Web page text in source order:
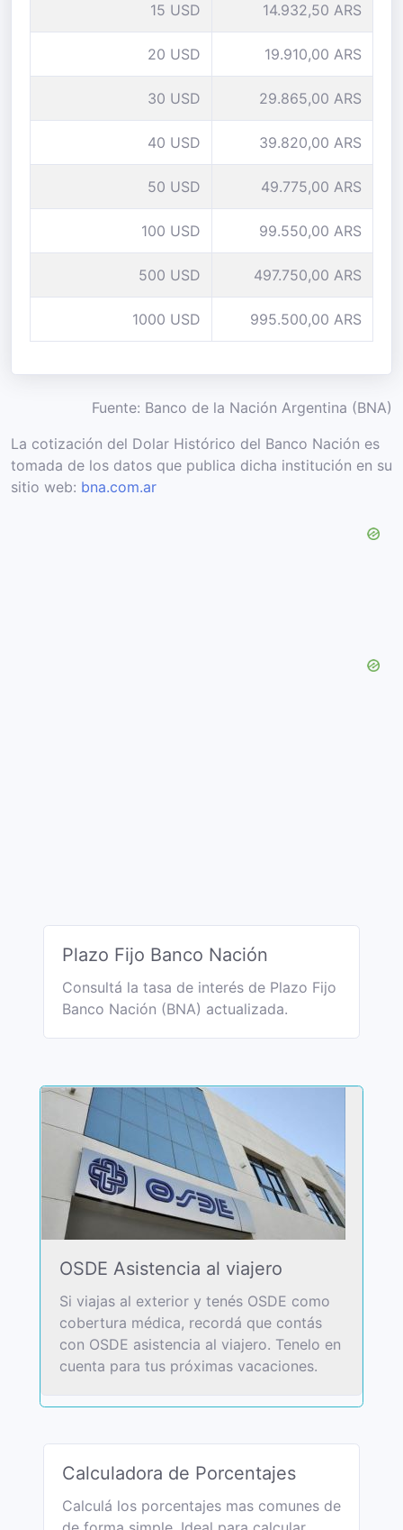
15 USD 14.932,50 ARS
20 USD 19.910,00 ARS
30 USD 29.865,00 ARS
40 USD 39.820,00 ARS
50 USD 49.775,00 ARS
100 USD 99.550,00 ARS
500 USD 497.750,00 ARS
1000 USD 995.500,00 ARS
Fuente: Banco de la Nación Argentina (BNA)
La cotización del Dolar Histórico del Banco Nación es
tomada de los datos que publica dicha institución en su
sitio web: bna.com.ar
Plazo Fijo Banco Nación
Consultá la tasa de interés de Plazo Fijo
Banco Nación (BNA) actualizada.
OSDE Asistencia al viajero
Si viajas al exterior y tenés OSDE como
cobertura médica, recordá que contás
con OSDE asistencia al viajero. Tenelo en
cuenta para tus próximas vacaciones.
Calculadora de Porcentajes
Calculá los porcentajes mas comunes de